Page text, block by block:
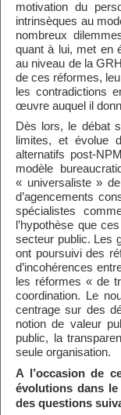
motivation du
intrinsèques au
nombreux
quant à lui, met en
au niveau de la
de ces réformes,
les contradictions
œuvre auquel il
Dès lors, le débat
limites, et évolue
alternatifs post-
modèle
« universaliste » de
d’agencements
spécialistes
l’hypothèse que
secteur public. Les
ont poursuivi des
d’incohérences
les réformes « de
coordination. Le
centrage sur des
notion de valeur
public, la
seule organisation.
A l’occasion de
évolutions dans
des questions